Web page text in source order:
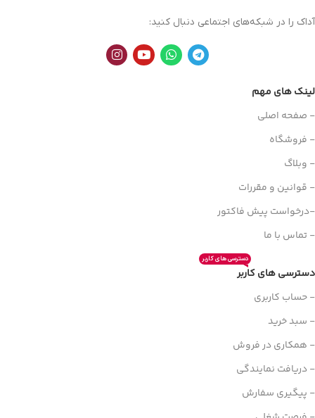
آداک را در شبکه‌های اجتماعی دنبال کنید:
لینک های مهم
- صفحه اصلی
- فروشگاه
- وبلاگ
- قوانین و مقررات
-درخواست پیش فاکتور
- تماس با ما
دسترسی های کاربر
دسترسی های کاربر
- حساب کاربری
- سبد خرید
- همکاری در فروش
- دریافت نمایندگی
- پیگیری سفارش